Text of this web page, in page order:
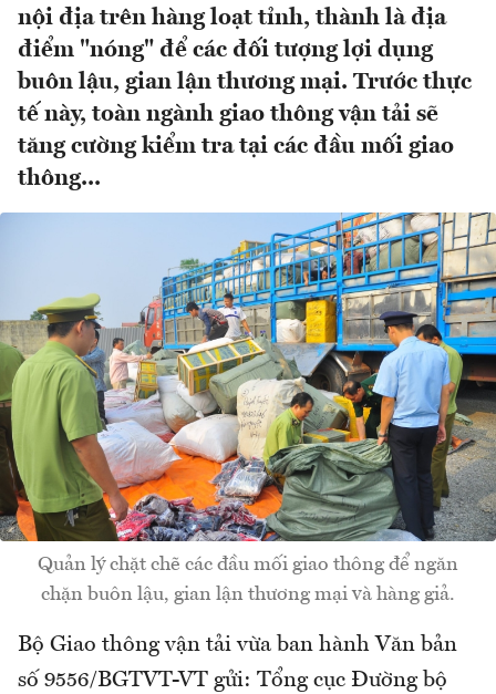
nội địa trên hàng loạt tỉnh, thành là địa
điểm "nóng" để các đối tượng lợi dụng
buôn lậu, gian lận thương mại. Trước thực
tế này, toàn ngành giao thông vận tải sẽ
tăng cường kiểm tra tại các đầu mối giao
thông...
Quản lý chặt chẽ các đầu mối giao thông để ngăn
chặn buôn lậu, gian lận thương mại và hàng giả.
Bộ Giao thông vận tải vừa ban hành Văn bản
số 9556/BGTVT-VT gửi: Tổng cục Đường bộ